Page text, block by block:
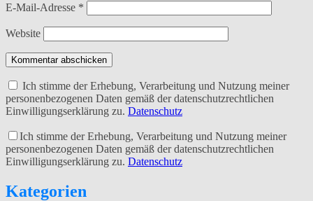
E-Mail-Adresse *
Website
Kommentar abschicken
Ich stimme der Erhebung, Verarbeitung und Nutzung meiner
personenbezogenen Daten gemäß der datenschutzrechtlichen
Einwilligungserklärung zu. Datenschutz
Ich stimme der Erhebung, Verarbeitung und Nutzung meiner
personenbezogenen Daten gemäß der datenschutzrechtlichen
Einwilligungserklärung zu. Datenschutz
Kategorien